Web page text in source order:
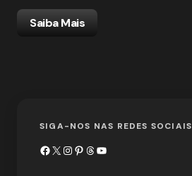
Saiba Mais
SIGA-NOS NAS REDES SOCIAIS